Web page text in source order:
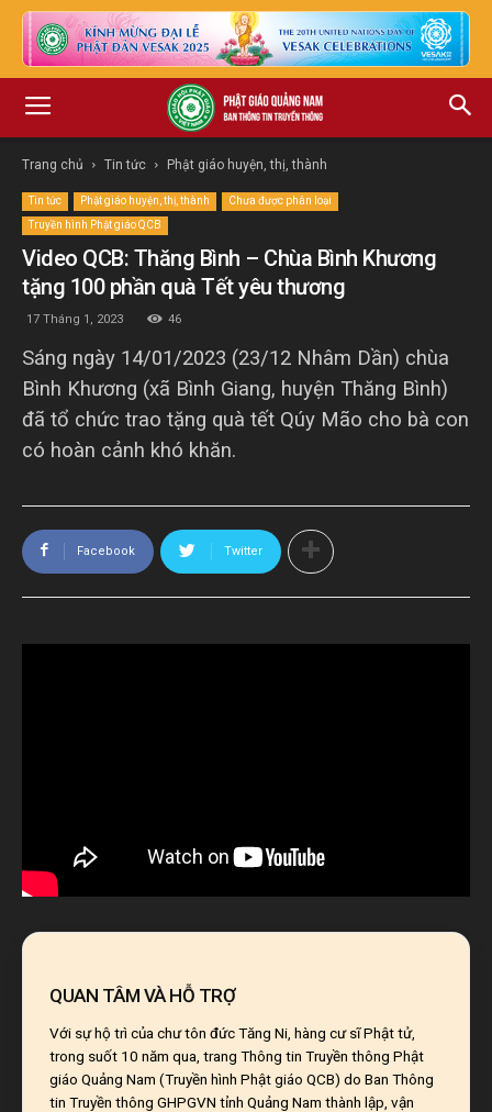
Trang chủ Tin tức Phật giáo huyện, thị, thành
Tin tức Phật giáo huyện, thị, thành
Chưa được phân loại
Truyền hình Phật giáo QCB
Video QCB: Thăng Bình – Chùa Bình Khương
tặng 100 phần quà Tết yêu thương
17 Tháng 1, 2023 46
Sáng ngày 14/01/2023 (23/12 Nhâm Dần) chùa
Bình Khương (xã Bình Giang, huyện Thăng Bình)
đã tổ chức trao tặng quà tết Qúy Mão cho bà con
có hoàn cảnh khó khăn.
Facebook Twitter
QUAN TÂM VÀ HỖ TRỢ
Với sự hộ trì của chư tôn đức Tăng Ni, hàng cư sĩ Phật tử,
trong suốt 10 năm qua, trang Thông tin Truyền thông Phật
giáo Quảng Nam (Truyền hình Phật giáo QCB) do Ban Thông
tin Truyền thông GHPGVN tỉnh Quảng Nam thành lập, vận